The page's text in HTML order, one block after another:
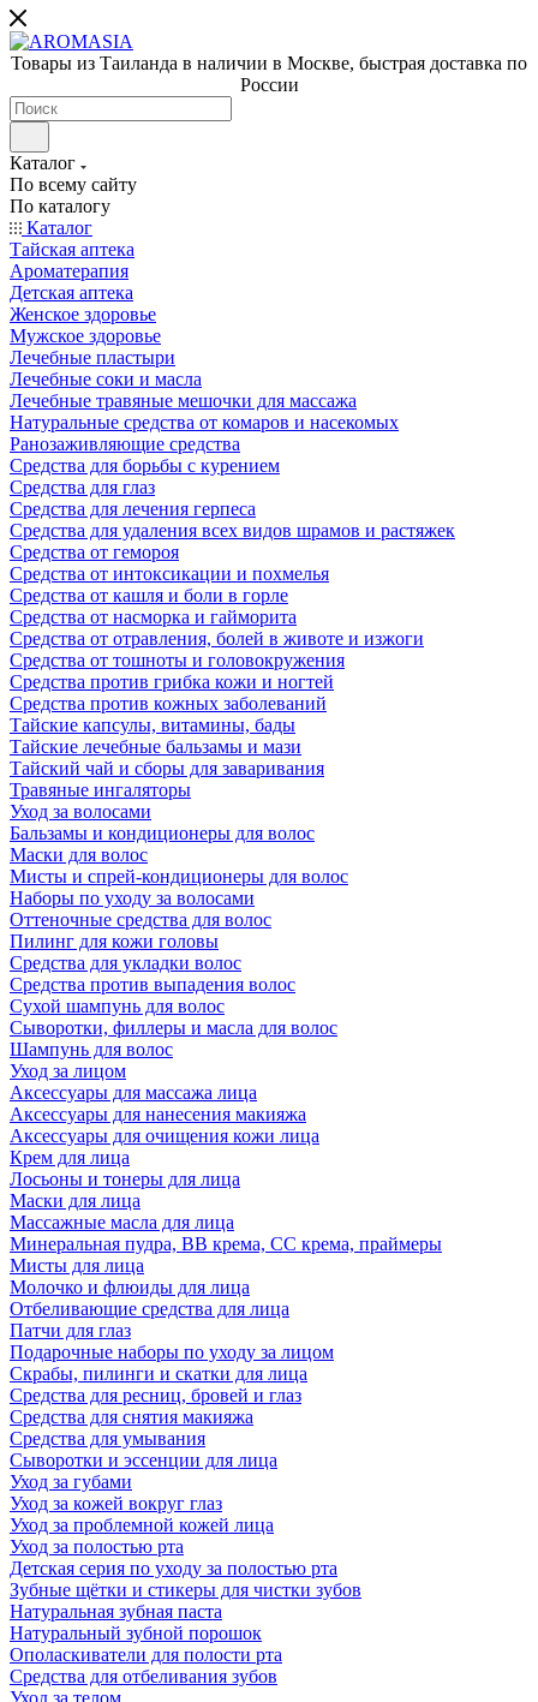
Товары из Таиланда в наличии в Москве, быстрая доставка по
России
Каталог
По всему сайту
По каталогу
Каталог
Тайская аптека
Ароматерапия
Детская аптека
Женское здоровье
Мужское здоровье
Лечебные пластыри
Лечебные соки и масла
Лечебные травяные мешочки для массажа
Натуральные средства от комаров и насекомых
Ранозаживляющие средства
Средства для борьбы с курением
Средства для глаз
Средства для лечения герпеса
Средства для удаления всех видов шрамов и растяжек
Средства от гемороя
Средства от интоксикации и похмелья
Средства от кашля и боли в горле
Средства от насморка и гайморита
Средства от отравления, болей в животе и изжоги
Средства от тошноты и головокружения
Средства против грибка кожи и ногтей
Средства против кожных заболеваний
Тайские капсулы, витамины, бады
Тайские лечебные бальзамы и мази
Тайский чай и сборы для заваривания
Травяные ингаляторы
Уход за волосами
Бальзамы и кондиционеры для волос
Маски для волос
Мисты и спрей-кондиционеры для волос
Наборы по уходу за волосами
Оттеночные средства для волос
Пилинг для кожи головы
Средства для укладки волос
Средства против выпадения волос
Сухой шампунь для волос
Сыворотки, филлеры и масла для волос
Шампунь для волос
Уход за лицом
Аксессуары для массажа лица
Аксессуары для нанесения макияжа
Аксессуары для очищения кожи лица
Крем для лица
Лосьоны и тонеры для лица
Маски для лица
Массажные масла для лица
Минеральная пудра, BB крема, СС крема, праймеры
Мисты для лица
Молочко и флюиды для лица
Отбеливающие средства для лица
Патчи для глаз
Подарочные наборы по уходу за лицом
Скрабы, пилинги и скатки для лица
Средства для ресниц, бровей и глаз
Средства для снятия макияжа
Средства для умывания
Сыворотки и эссенции для лица
Уход за губами
Уход за кожей вокруг глаз
Уход за проблемной кожей лица
Уход за полостью рта
Детская серия по уходу за полостью рта
Зубные щётки и стикеры для чистки зубов
Натуральная зубная паста
Натуральный зубной порошок
Ополаскиватели для полости рта
Средства для отбеливания зубов
Уход за телом